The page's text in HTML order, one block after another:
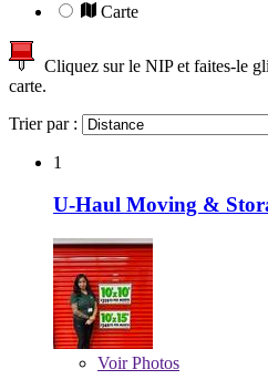
Carte
Cliquez sur le NIP et faites-le
carte.
Trier par :
1
U-Haul Moving &
VoirPhotos